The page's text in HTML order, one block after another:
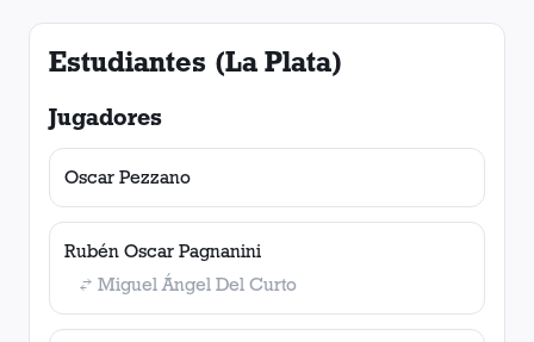
Estudiantes (La Plata)
Jugadores
Oscar Pezzano
Rubén Oscar Pagnanini
Miguel Ángel Del Curto